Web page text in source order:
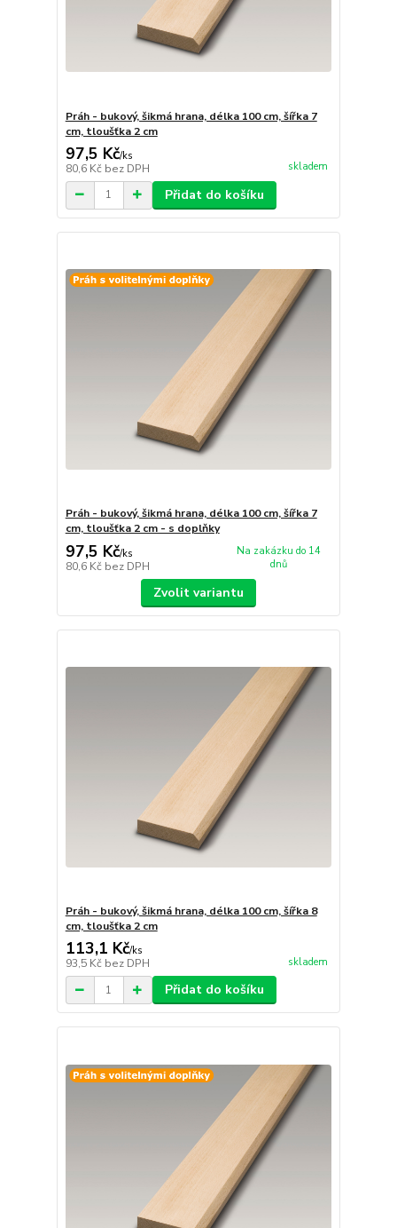
Práh - bukový, šikmá hrana, délka 100 cm, šířka 7
cm, tloušťka 2 cm
97,5 Kč/ks
80,6 Kč bez DPH skladem
Přidat do košíku
Práh - bukový, šikmá hrana, délka 100 cm, šířka 7
cm, tloušťka 2 cm - s doplňky
97,5 Kč/ks
80,6 Kč bez DPH
Na zakázku do 14
dnů
Zvolit variantu
Práh - bukový, šikmá hrana, délka 100 cm, šířka 8
cm, tloušťka 2 cm
113,1 Kč/ks
93,5 Kč bez DPH skladem
Přidat do košíku